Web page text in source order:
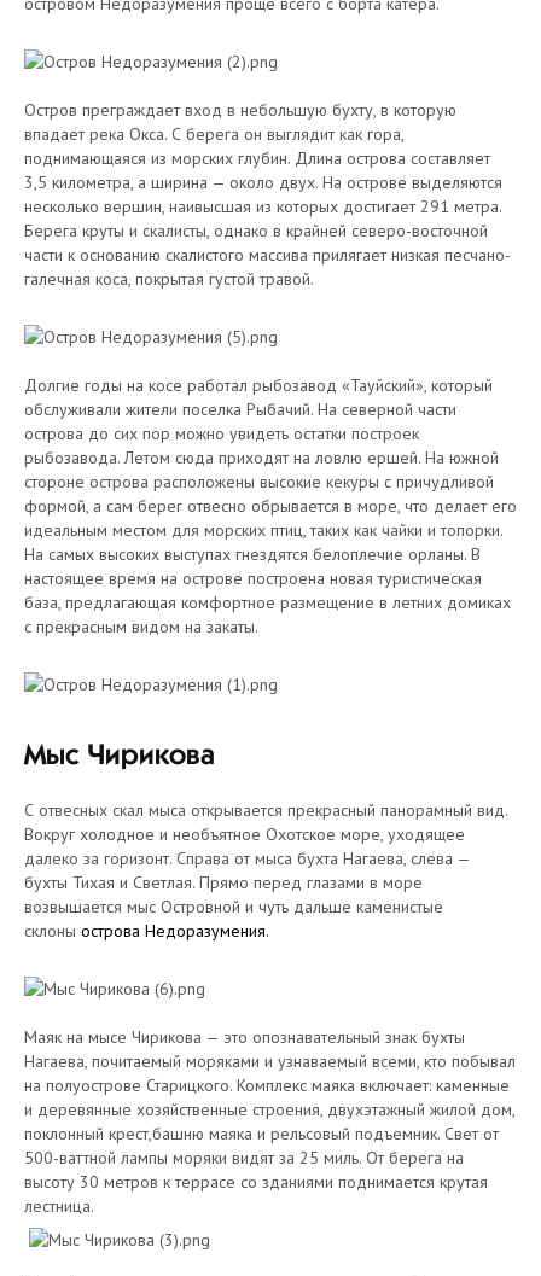
Остров преграждает вход в небольшую бухту, в которую
впадает река Окса. С берега он выглядит как гора,
поднимающаяся из морских глубин. Длина острова составляет
3,5 километра, а ширина — около двух. На острове выделяются
несколько вершин, наивысшая из которых достигает 291 метра.
Берега круты и скалисты, однако в крайней северо-восточной
части к основанию скалистого массива прилягает низкая песчано-
галечная коса, покрытая густой травой.
Долгие годы на косе работал рыбозавод «Тауйский», который
обслуживали жители поселка Рыбачий. На северной части
острова до сих пор можно увидеть остатки построек
рыбозавода. Летом сюда приходят на ловлю ершей. На южной
стороне острова расположены высокие кекуры с причудливой
формой, а сам берег отвесно обрывается в море, что делает его
идеальным местом для морских птиц, таких как чайки и топорки.
На самых высоких выступах гнездятся белоплечие орланы. В
настоящее время на острове построена новая туристическая
база, предлагающая комфортное размещение в летних домиках
с прекрасным видом на закаты.
Мыс Чирикова
С отвесных скал мыса открывается прекрасный панорамный вид.
Вокруг холодное и необъятное Охотское море, уходящее
далеко за горизонт. Справа от мыса бухта Нагаева, слева —
бухты Тихая и Светлая. Прямо перед глазами в море
возвышается мыс Островной и чуть дальше каменистые
склоны острова Недоразумения.
Маяк на мысе Чирикова — это опознавательный знак бухты
Нагаева, почитаемый моряками и узнаваемый всеми, кто побывал
на полуострове Старицкого. Комплекс маяка включает: каменные
и деревянные хозяйственные строения, двухэтажный жилой дом,
поклонный крест,башню маяка и рельсовый подъемник. Свет от
500-ваттной лампы моряки видят за 25 миль. От берега на
высоту 30 метров к террасе со зданиями поднимается крутая
лестница.